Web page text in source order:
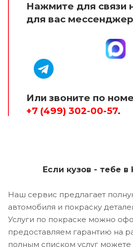
Нажмите для связи
для вас мессенджер
Или звоните по
+7 (499) 302-00-57.
Если кузов - тебе в
Наш сервис предлагает
автомобиля и покраску
Услуги по покраске можно
предоставляем гарантию на
полным списком услуг можете